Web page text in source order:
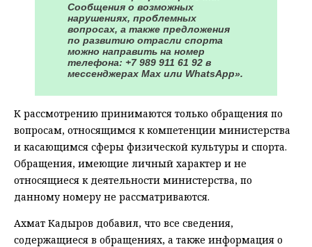
Сообщения о возможных
нарушениях, проблемных
вопросах, а также предложения
по развитию отрасли спорта
можно направить на номер
телефона: +7 989 911 61 92 в
мессенджерах Max или WhatsApp».
К рассмотрению принимаются только обращения по
вопросам, относящимся к компетенции министерства
и касающимся сферы физической культуры и спорта.
Обращения, имеющие личный характер и не
относящиеся к деятельности министерства, по
данному номеру не рассматриваются.
Ахмат Кадыров добавил, что все сведения,
содержащиеся в обращениях, а также информация о